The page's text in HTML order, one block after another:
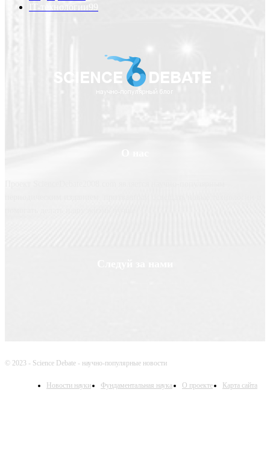
IT-технологии99
© 2023 - Science Debate - научно-популярные новости
Новости науки Фундаментальная наука О проекте Карта сайта